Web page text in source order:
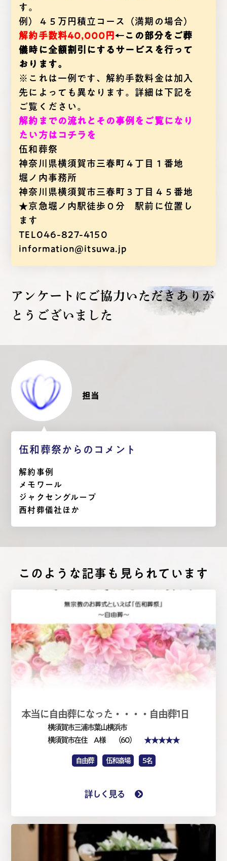
す。
例）４５万円積立コース（満期の場合）
解約手数料40,000円←この部分をご葬
儀時に全額割引にするサービスを行って
おります。
※これは一例です、解約手数料金は加入
先によっても異なります。詳細は下記を
ご覧ください。
解約までの流れとその事例をご覧になり
たい方はコチラを
伍和葬祭
神奈川県横須賀市三春町４丁目１番地
堀ノ内事務所
神奈川県横須賀市三春町３丁目４５番地
★京急堀ノ内駅徒歩０分 駅前に位置し
ます
TEL046-827-4150
information@itsuwa.jp
アンケートにご協力いただきありが
とうございました
伍和葬祭からのコメント
解約事例
メモワール
ジャクセングループ
西村葬儀社ほか
担当
このような記事も⾒られています
本当に自由葬になった・・・・自由葬1日
横須賀市三浦市葉山横浜市
横須賀市在住 A 様
（60） ★★★★★
自由葬 伍和斎場 5名
詳しく見る